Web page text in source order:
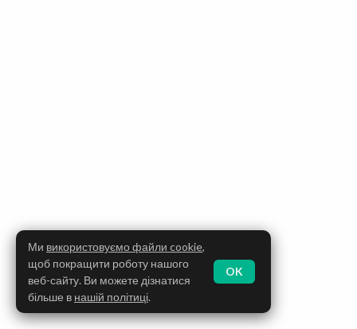
Ми використовуємо файли cookie,
щоб покращити роботу нашого
веб-сайту. Ви можете дізнатися
більше в нашій політиці.
OK